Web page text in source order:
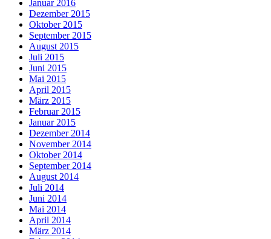
Januar 2016
Dezember 2015
Oktober 2015
September 2015
August 2015
Juli 2015
Juni 2015
Mai 2015
April 2015
März 2015
Februar 2015
Januar 2015
Dezember 2014
November 2014
Oktober 2014
September 2014
August 2014
Juli 2014
Juni 2014
Mai 2014
April 2014
März 2014